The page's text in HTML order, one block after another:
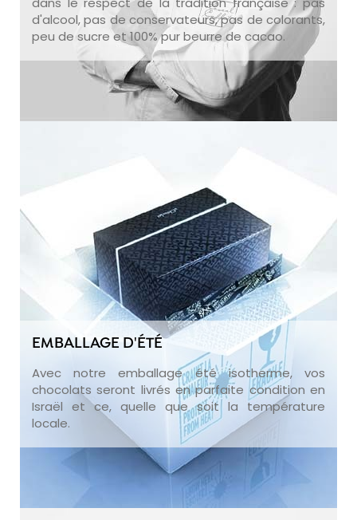
d'alcool, pas de conservateurs, pas de colorants,
peu de sucre et 100% pur beurre de cacao.
EMBALLAGE D'ÉTÉ
Avec notre emballage été isotherme, vos
chocolats seront livrés en parfaite condition en
Israël et ce, quelle que soit la température
locale.